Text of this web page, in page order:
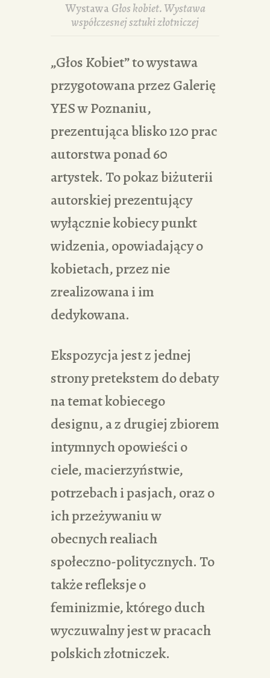
Wystawa Głos kobiet. Wystawa
współczesnej sztuki złotniczej
„Głos Kobiet” to wystawa
przygotowana przez Galerię
YES w Poznaniu,
prezentująca blisko 120 prac
autorstwa ponad 60
artystek. To pokaz biżuterii
autorskiej prezentujący
wyłącznie kobiecy punkt
widzenia, opowiadający o
kobietach, przez nie
zrealizowana i im
dedykowana.
Ekspozycja jest z jednej
strony pretekstem do debaty
na temat kobiecego
designu, a z drugiej zbiorem
intymnych opowieści o
ciele, macierzyństwie,
potrzebach i pasjach, oraz o
ich przeżywaniu w
obecnych realiach
społeczno-politycznych. To
także refleksje o
feminizmie, którego duch
wyczuwalny jest w pracach
polskich złotniczek.